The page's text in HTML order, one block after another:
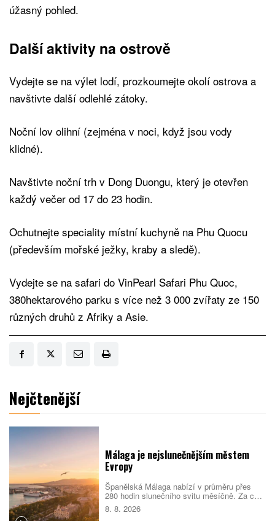
úžasný pohled.
Další aktivity na ostrově
Vydejte se na výlet lodí, prozkoumejte okolí ostrova a
navštivte další odlehlé zátoky.
Noční lov olihní (zejména v noci, když jsou vody
klidné).
Navštivte noční trh v Dong Duongu, který je otevřen
každý večer od 17 do 23 hodin.
Ochutnejte speciality místní kuchyně na Phu Quocu
(především mořské ježky, kraby a sledě).
Vydejte se na safari do VinPearl Safari Phu Quoc,
380hektarového parku s více než 3 000 zvířaty ze 150
různých druhů z Afriky a Asie.
Nejčtenější
Málaga je nejslunečnějším městem
Evropy
Španělská Málaga nabízí v průměru přes
280 hodin slunečního svitu měsíčně. Za celý
rok tak nasbírá více než 3000 slunečných
hodin a podle srovnání cestovatelského
8. 8. 2026